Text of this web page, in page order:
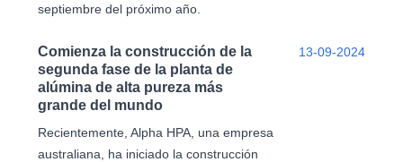
septiembre del próximo año.
Comienza la construcción de la
segunda fase de la planta de
alúmina de alta pureza más
grande del mundo
Recientemente, Alpha HPA, una empresa
australiana, ha iniciado la construcción
13-09-2024